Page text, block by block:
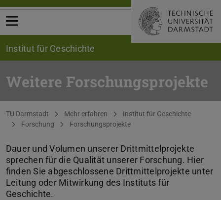
Menü öffnen
Institut für Geschichte
Weitere Forschungsprojekte
Sie befinden sich hier:
TU Darmstadt Mehr erfahren
Institut für Geschichte
Forschung
Forschungsprojekte
Dauer und Volumen unserer Drittmittelprojekte
sprechen für die Qualität unserer Forschung. Hier
finden Sie abgeschlossene Drittmittelprojekte unter
Leitung oder Mitwirkung des Instituts für
Geschichte.